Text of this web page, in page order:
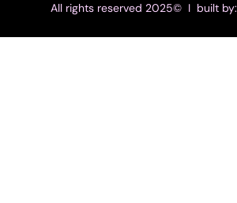
All rights reserved 2025© I built by: